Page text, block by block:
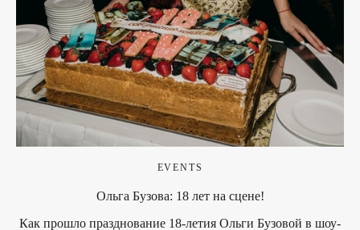
EVENTS
Ольга Бузова: 18 лет на сцене!
Как прошло празднование 18-летия Ольги Бузовой в шоу-